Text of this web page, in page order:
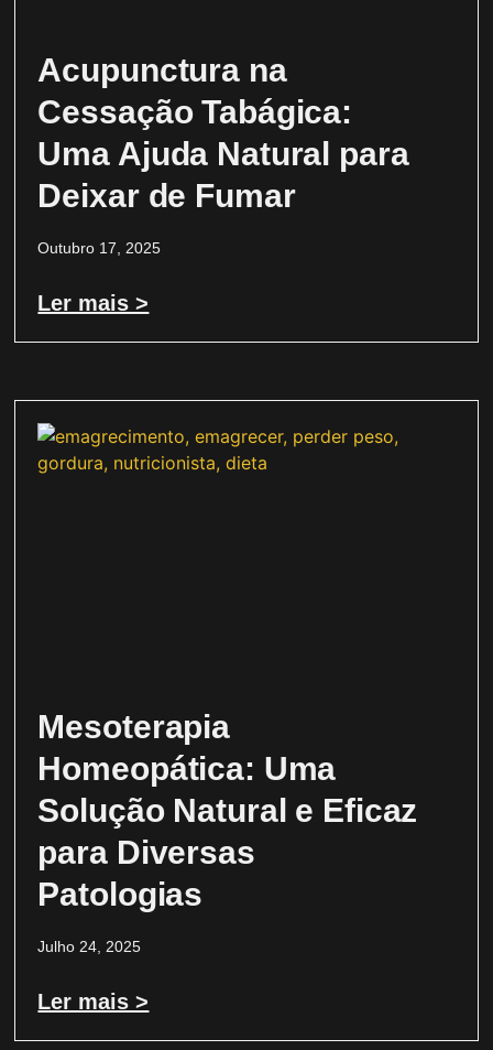
Acupunctura na
Cessação Tabágica:
Uma Ajuda Natural para
Deixar de Fumar
Outubro 17, 2025
Ler mais >
Mesoterapia
Homeopática: Uma
Solução Natural e Eficaz
para Diversas
Patologias
Julho 24, 2025
Ler mais >